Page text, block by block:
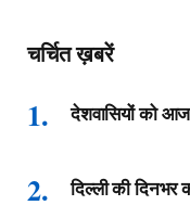
चर्चित ख़बरें
देशवासियों को
दिल्ली की